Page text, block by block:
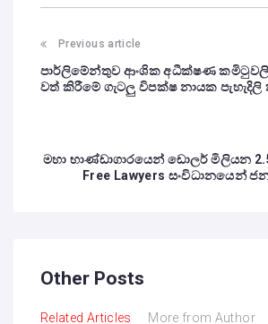
Previous article
පාර්ලිමේන්තුව ආංශික අධීක්ෂණ
වත් කිරීමේ ගැටලු විපක්ෂ නායක පැහැදිලි
මහා භාණ්ඩාගාරයෙන් ඩොලර් මිලියන
Free Lawyers සංවිධානයෙන්
Other Posts
Related Articles More from Author